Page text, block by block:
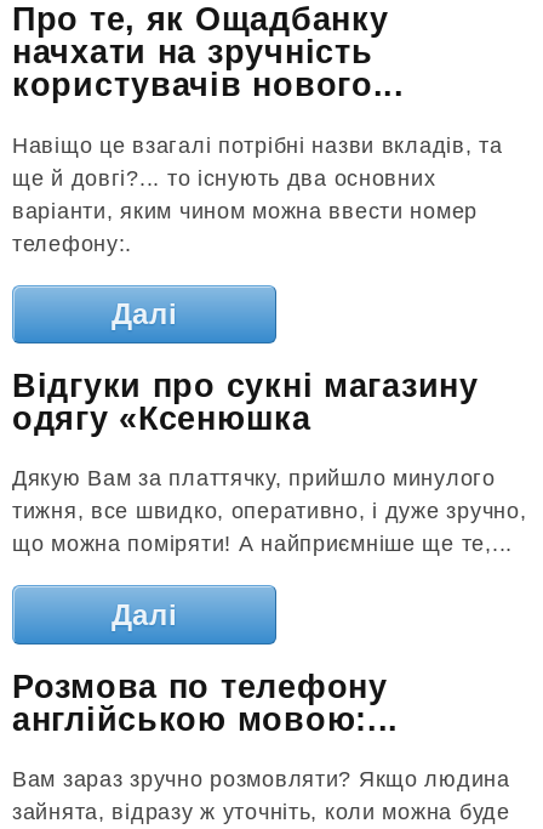
Про те, як Ощадбанку
начхати на зручність
користувачів нового...
Навіщо це взагалі потрібні назви вкладів, та
ще й довгі?... то існують два основних
варіанти, яким чином можна ввести номер
телефону:.
Далі
Відгуки про сукні магазину
одягу «Ксенюшка
Дякую Вам за платтячку, прийшло минулого
тижня, все швидко, оперативно, і дуже зручно,
що можна поміряти! А найприємніше ще те,...
Далі
Розмова по телефону
англійською мовою:...
Вам зараз зручно розмовляти? Якщо людина
зайнята, відразу ж уточніть, коли можна буде